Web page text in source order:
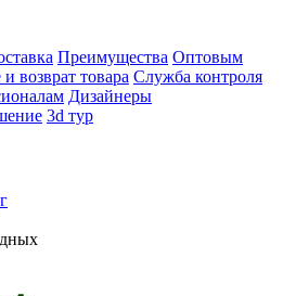
Преимущества Оптовым
возврат товара Служба контроля
Дизайнеры
3d тур